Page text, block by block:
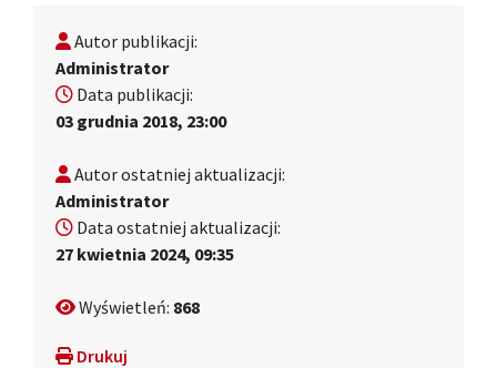
Autor publikacji:
Administrator
Data publikacji:
03 grudnia 2018, 23:00
Autor ostatniej aktualizacji:
Administrator
Data ostatniej aktualizacji:
27 kwietnia 2024, 09:35
Wyświetleń: 868
Drukuj